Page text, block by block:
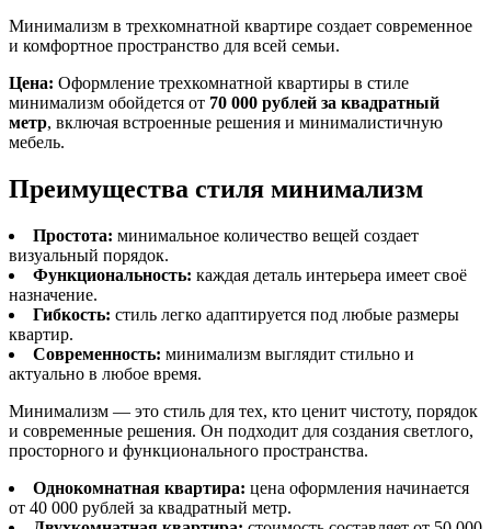
Минимализм в трехкомнатной квартире создает современное
и комфортное пространство для всей семьи.
Цена: Оформление трехкомнатной квартиры в стиле
минимализм обойдется от 70 000 рублей за квадратный
метр, включая встроенные решения и минималистичную
мебель.
Преимущества стиля минимализм
Простота: минимальное количество вещей создает
визуальный порядок.
Функциональность: каждая деталь интерьера имеет своё
назначение.
Гибкость: стиль легко адаптируется под любые размеры
квартир.
Современность: минимализм выглядит стильно и
актуально в любое время.
Минимализм — это стиль для тех, кто ценит чистоту, порядок
и современные решения. Он подходит для создания светлого,
просторного и функционального пространства.
Однокомнатная квартира: цена оформления начинается
от 40 000 рублей за квадратный метр.